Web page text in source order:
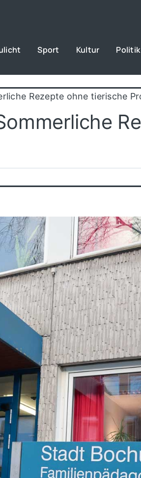
Sport Kultur Politik
Rezepte ohne tierische